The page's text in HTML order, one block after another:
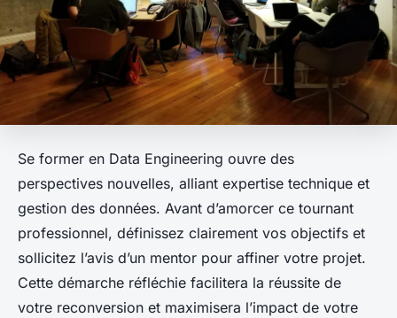
Se former en Data Engineering ouvre des
perspectives nouvelles, alliant expertise technique et
gestion des données. Avant d’amorcer ce tournant
professionnel, définissez clairement vos objectifs et
sollicitez l’avis d’un mentor pour affiner votre projet.
Cette démarche réfléchie facilitera la réussite de
votre reconversion et maximisera l’impact de votre